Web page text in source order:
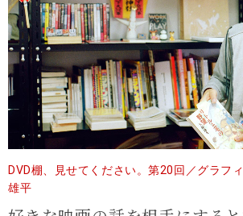
DVD棚、見せてください。第20回／グラフ
雄平